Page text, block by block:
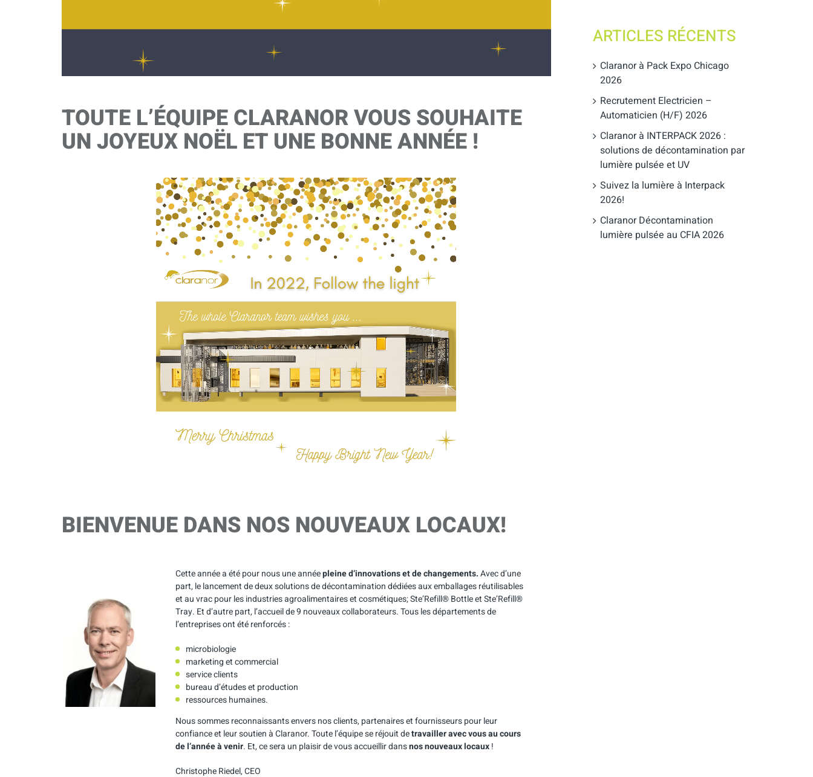
TOUTE L’ÉQUIPE CLARANOR VOUS SOUHAITE
UN JOYEUX NOËL ET UNE BONNE ANNÉE !
BIENVENUE DANS NOS NOUVEAUX LOCAUX!
Cette année a été pour nous une annéepleine d’innovations et de changements.Avec d’une
part, le lancement de deux solutions de décontamination dédiées aux emballages réutilisables
et au vrac pour les industries agroalimentaires et cosmétiques; Ste’Refill® Bottle et Ste’Refill®
Tray. Et d’autre part, l’accueil de 9 nouveaux collaborateurs. Tous les départements de
l’entreprises ont été renforcés :
microbiologie
marketing et commercial
service clients
bureau d’études et production
ressources humaines.
Nous sommes reconnaissants envers nos clients, partenaires et fournisseurs pour leur
confiance et leur soutien à Claranor. Toute l’équipe se réjouit detravailler avec vous au cours
de l’année à venir. Et, ce sera un plaisir de vous accueillir dansnos nouveaux locaux!
Christophe Riedel, CEO
ARTICLES RÉCENTS
Claranor à Pack Expo Chicago
2026
Recrutement Electricien –
Automaticien (H/F) 2026
Claranor à INTERPACK 2026 :
solutions de décontamination par
lumière pulsée et UV
Suivez la lumière à Interpack
2026!
Claranor Décontamination
lumière pulsée au CFIA 2026